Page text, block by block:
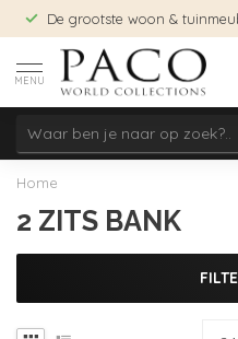
De grootste woon &
MENU
Home
2 ZITS BANK